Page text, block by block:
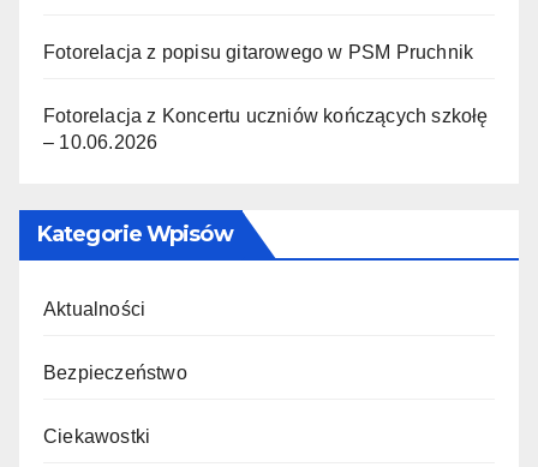
Fotorelacja z popisu gitarowego w PSM Pruchnik
Fotorelacja z Koncertu uczniów kończących szkołę
– 10.06.2026
Kategorie Wpisów
Aktualności
Bezpieczeństwo
Ciekawostki